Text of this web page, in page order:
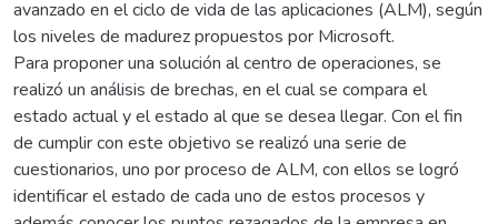
avanzado en el ciclo de vida de las aplicaciones (ALM), según
los niveles de madurez propuestos por Microsoft.
Para proponer una solución al centro de operaciones, se
realizó un análisis de brechas, en el cual se compara el
estado actual y el estado al que se desea llegar. Con el fin
de cumplir con este objetivo se realizó una serie de
cuestionarios, uno por proceso de ALM, con ellos se logró
identificar el estado de cada uno de estos procesos y